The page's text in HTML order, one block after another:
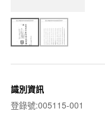
識別資訊
登錄號:005115-001